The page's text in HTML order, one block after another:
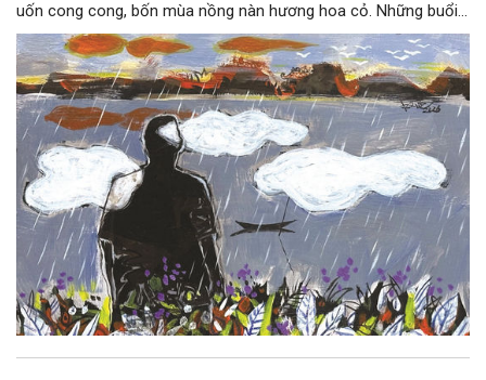
uốn cong cong, bốn mùa nồng nàn hương hoa cỏ. Những buổi
hoàng hôn, khi nắng đã dịu xuống phía cuối sông, đám hoa tím
lại thẫm màu như có ai vừa rắc lên một lớp khói.